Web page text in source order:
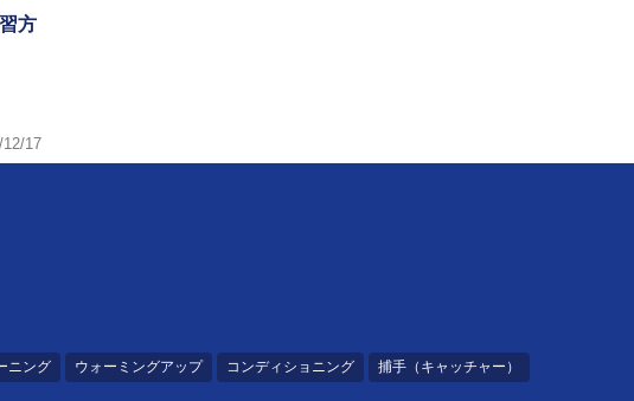
方
12/17
ニング ウォーミングアップ コンディショニング 捕手（キャッチャー）